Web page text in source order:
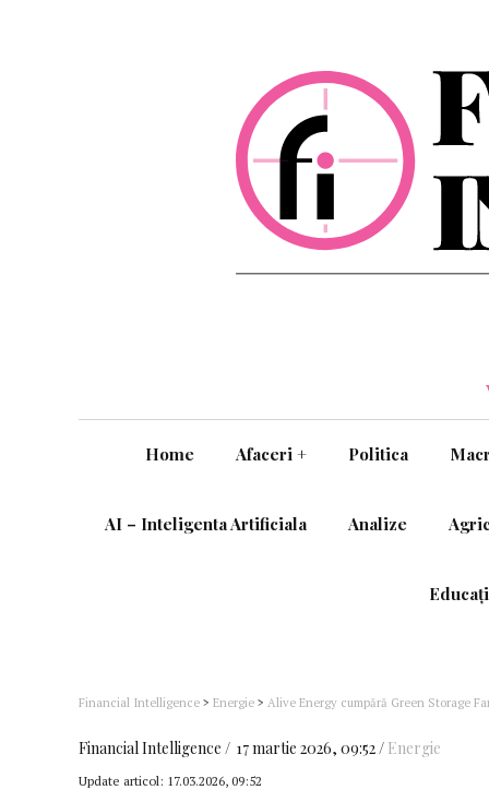
Home Afaceri + Politica
AI – Inteligenta Artificiala Analize
Financial Intelligence > Energie > Alive Energy cumpără Green Storage
Financial Intelligence 17 martie 2026, 09:52 Energie
Update articol: 17.03.2026, 09:52